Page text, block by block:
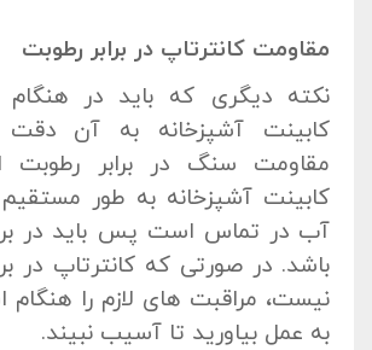
مقاومت کانترتاپ در برابر رطوبت
نکته دیگری که باید در
کابینت آشپزخانه به آن دقت
مقاومت سنگ در برابر
کابینت آشپزخانه به طور
آب در تماس است پس باید در
باشد. در صورتی که کانترتاپ در
نیست، مراقبت های لازم را هنگام
به عمل بیاورید تا آسیب نبیند.